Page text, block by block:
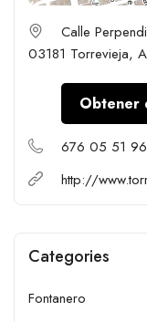
Calle
03181 Torrevieja,
Obtener
676 05 51 96
http://
Categories
Fontanero